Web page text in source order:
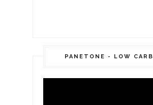
PANETONE - LOW CARB